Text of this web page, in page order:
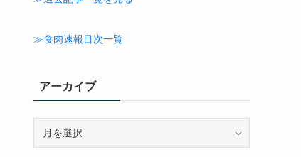
ゴ
ー
≫食肉速報目次一覧
アーカイブ